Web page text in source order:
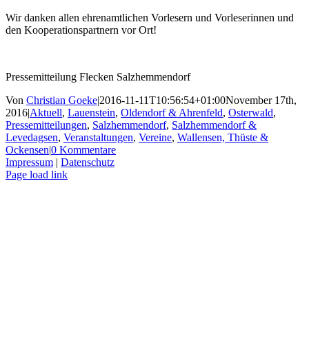
Wir danken allen ehrenamtlichen Vorlesern und Vorleserinnen und
den Kooperationspartnern vor Ort!
Pressemitteilung Flecken Salzhemmendorf
Von Christian Goeke|2016-11-11T10:56:54+01:00November 17th,
2016|Aktuell, Lauenstein, Oldendorf & Ahrenfeld, Osterwald,
Pressemitteilungen, Salzhemmendorf, Salzhemmendorf &
Levedagsen, Veranstaltungen, Vereine, Wallensen, Thüste &
Ockensen|0 Kommentare
Impressum | Datenschutz
Facebook
X
Instagram
Pinterest
Page load link